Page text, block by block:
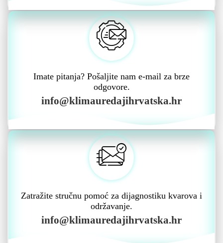
Imate pitanja? Pošaljite nam e-mail za brze
odgovore.
info@klimauredajihrvatska.hr
Zatražite stručnu pomoć za dijagnostiku kvarova i
održavanje.
info@klimauredajihrvatska.hr